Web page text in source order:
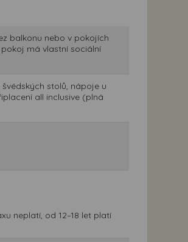
balkonu nebo v pokojích
má vlastní sociální
stolů, nápoje u
all inclusive (plná
neplatí, od 12–18 let platí